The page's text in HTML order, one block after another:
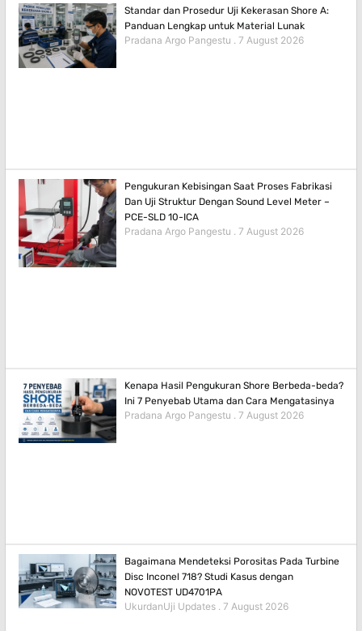
Standar dan Prosedur Uji Kekerasan Shore A:
Panduan Lengkap untuk Material Lunak
Pradana Argo Pangestu 7 August 2026
Pengukuran Kebisingan Saat Proses Fabrikasi
Dan Uji Struktur Dengan Sound Level Meter –
PCE-SLD 10-ICA
Pradana Argo Pangestu 7 August 2026
Kenapa Hasil Pengukuran Shore Berbeda-beda?
Ini 7 Penyebab Utama dan Cara Mengatasinya
Pradana Argo Pangestu 7 August 2026
Bagaimana Mendeteksi Porositas Pada Turbine
Disc Inconel 718? Studi Kasus dengan
NOVOTEST UD4701PA
UkurdanUji Updates 7 August 2026